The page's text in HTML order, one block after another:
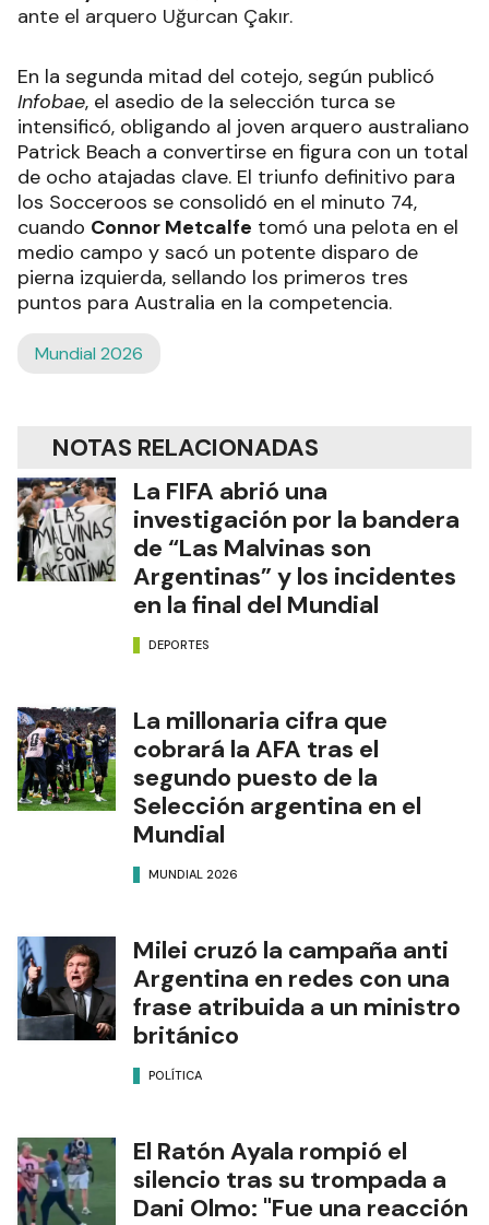
ante el arquero Uğurcan Çakır.
En la segunda mitad del cotejo, según publicó
Infobae, el asedio de la selección turca se
intensificó, obligando al joven arquero australiano
Patrick Beach a convertirse en figura con un total
de ocho atajadas clave. El triunfo definitivo para
los Socceroos se consolidó en el minuto 74,
cuando Connor Metcalfe tomó una pelota en el
medio campo y sacó un potente disparo de
pierna izquierda, sellando los primeros tres
puntos para Australia en la competencia.
Mundial 2026
NOTAS RELACIONADAS
La FIFA abrió una
investigación por la bandera
de “Las Malvinas son
Argentinas” y los incidentes
en la final del Mundial
DEPORTES
La millonaria cifra que
cobrará la AFA tras el
segundo puesto de la
Selección argentina en el
Mundial
MUNDIAL 2026
Milei cruzó la campaña anti
Argentina en redes con una
frase atribuida a un ministro
británico
POLÍTICA
El Ratón Ayala rompió el
silencio tras su trompada a
Dani Olmo: "Fue una reacción